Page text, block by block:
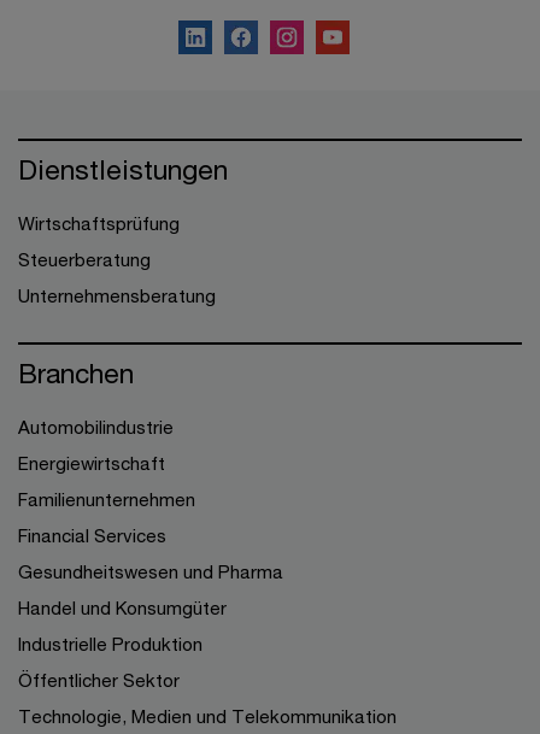
Dienstleistungen
Wirtschaftsprüfung
Steuerberatung
Unternehmensberatung
Branchen
Automobilindustrie
Energiewirtschaft
Familienunternehmen
Financial Services
Gesundheitswesen und Pharma
Handel und Konsumgüter
Industrielle Produktion
Öffentlicher Sektor
Technologie, Medien und Telekommunikation